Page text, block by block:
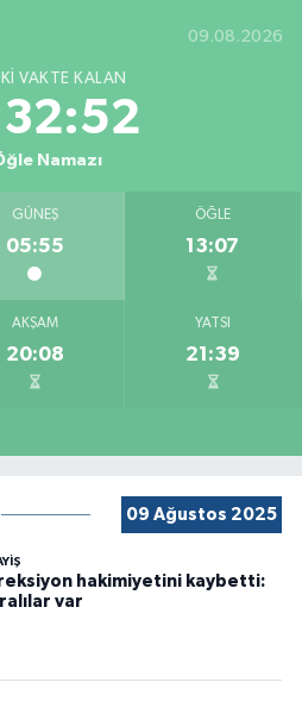
09.08.2026
VAKTE KALAN
Namazı
GÜNEŞ
05:55
ÖĞLE
13:07
AKŞAM
20:08
YATSI
21:39
09 Ağustos 2025
hakimiyetini kaybetti:
var